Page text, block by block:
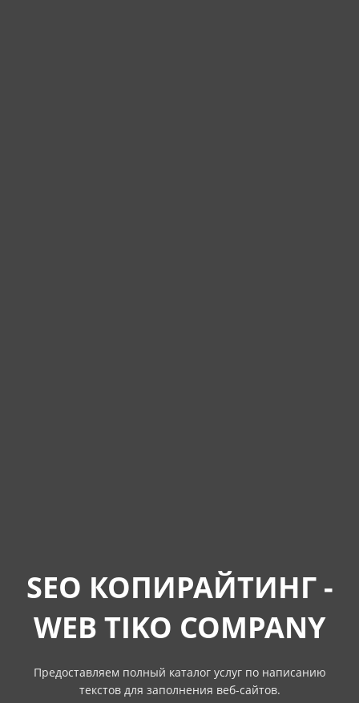
SEO КОПИРАЙТИНГ -
WEB TIKO COMPANY
Предоставляем полный каталог услуг по написанию
текстов для заполнения веб-сайтов.